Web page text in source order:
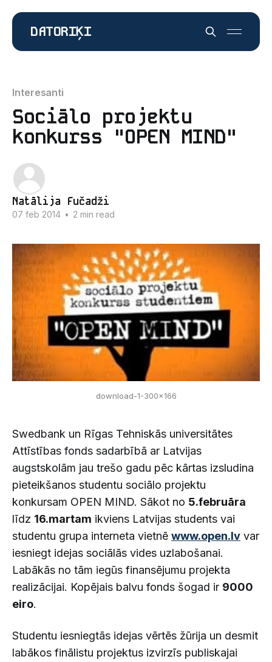
DATORIĶI
Interesanti
Sociālo projektu
konkurss "OPEN MIND"
Natālija Fučadži
07 feb 2014 • 2 min read
download-1-300x166
Swedbank un Rīgas Tehniskās universitātes
Attīstības fonds sadarbībā ar Latvijas
augstskolām jau trešo gadu pēc kārtas izsludina
pieteikšanos studentu sociālo projektu
konkursam OPEN MIND. Sākot no 5.februāra
līdz 16.martam ikviens Latvijas students vai
studentu grupa interneta vietnē www.open.lv var
iesniegt idejas sociālās vides uzlabošanai.
Labākās no tām iegūs finansējumu projekta
realizācijai. Kopējais balvu fonds šogad ir 9000
eiro.
Studentu iesniegtās idejas vērtēs žūrija un desmit
labākos finālistu projektus izvirzīs publiskajai